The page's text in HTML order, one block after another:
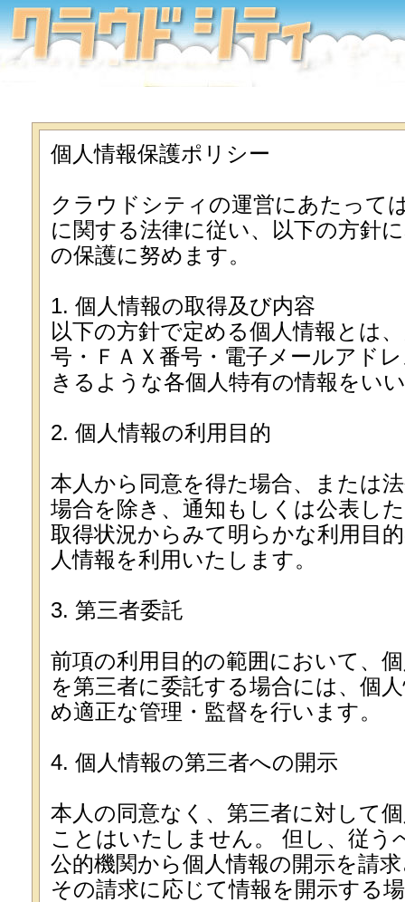
個人情報保護ポリシー
クラウドシティの運営にあたって
に関する法律に従い、以下の方針
の保護に努めます。
1. 個人情報の取得及び内容
以下の方針で定める個人情報とは
号・ＦＡＸ番号・電子メールアド
きるような各個人特有の情報をい
2. 個人情報の利用目的
本人から同意を得た場合、または
場合を除き、通知もしくは公表し
取得状況からみて明らかな利用目
人情報を利用いたします。
3. 第三者委託
前項の利用目的の範囲において、
を第三者に委託する場合には、個
め適正な管理・監督を行います。
4. 個人情報の第三者への開示
本人の同意なく、第三者に対して
ことはいたしません。 但し、従う
公的機関から個人情報の開示を請
その請求に応じて情報を開示する